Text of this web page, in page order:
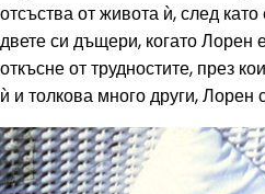
отсъства от живота ѝ, след
двете си дъщери, когато
откъсне от трудностите, през
ѝ и толкова много други,